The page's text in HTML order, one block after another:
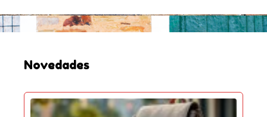
c
:Novedades